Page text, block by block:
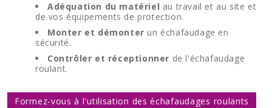
Adéquation du matériel au travail et au site et
de vos équipements de protection.
Monter et démonter un échafaudage en
sécurité.
Contrôler et réceptionner de l'échafaudage
roulant.
Formez-vous à l'utilisation des échafaudages roulants